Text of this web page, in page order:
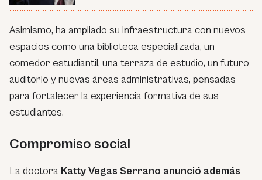
Asimismo, ha ampliado su infraestructura con nuevos
espacios como una biblioteca especializada, un
comedor estudiantil, una terraza de estudio, un futuro
auditorio y nuevas áreas administrativas, pensadas
para fortalecer la experiencia formativa de sus
estudiantes.
Compromiso social
La doctora Katty Vegas Serrano anunció además